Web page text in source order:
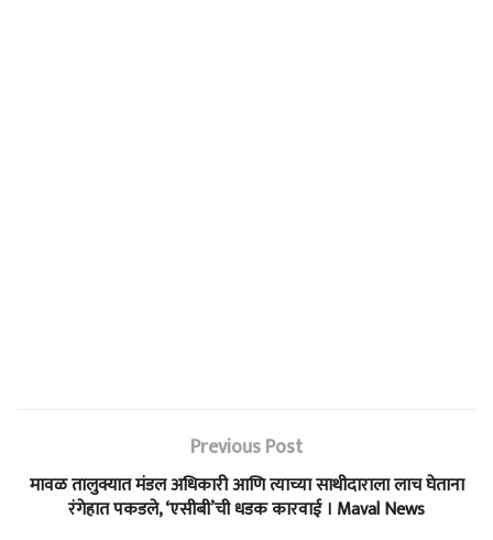
Previous Post
मावळ तालुक्यात मंडल अधिकारी आणि त्याच्या साथीदाराला लाच घेताना
रंगेहात पकडले, ‘एसीबी’ची धडक कारवाई । Maval News